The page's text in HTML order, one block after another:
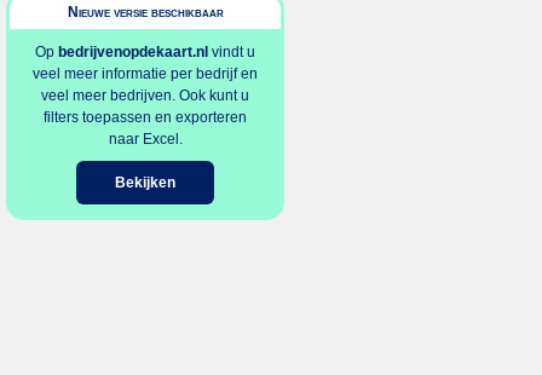
Nieuwe versie beschikbaar
Op bedrijvenopdekaart.nl vindt u
veel meer informatie per bedrijf en
veel meer bedrijven. Ook kunt u
filters toepassen en exporteren
naar Excel.
Bekijken